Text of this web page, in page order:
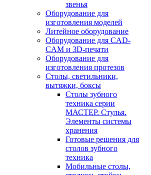
звенья
Оборудование для
изготовления моделей
Литейное оборудование
Оборудование для CAD-
CAM и 3D-печати
Оборудование для
изготовления протезов
Cтолы, светильники,
вытяжки, боксы
Столы зубного
техника серии
МАСТЕР. Стулья.
Элементы системы
хранения
Готовые решения для
столов зубного
техника
Мобильные столы,